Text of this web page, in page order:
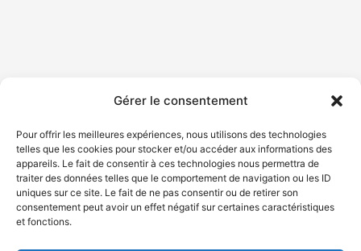
Gérer le consentement
Pour offrir les meilleures expériences, nous utilisons des technologies
telles que les cookies pour stocker et/ou accéder aux informations des
appareils. Le fait de consentir à ces technologies nous permettra de
traiter des données telles que le comportement de navigation ou les ID
uniques sur ce site. Le fait de ne pas consentir ou de retirer son
consentement peut avoir un effet négatif sur certaines caractéristiques
et fonctions.